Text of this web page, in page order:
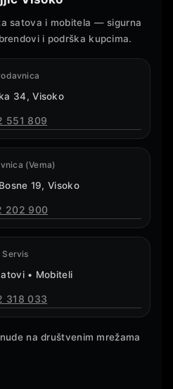
satova i mobitela — sigurna
i podrška kupcima.
34, Visoko
551 809
(Vema)
19, Visoko
202 900
Servis
• Mobiteli
318 033
na društvenim mrežama